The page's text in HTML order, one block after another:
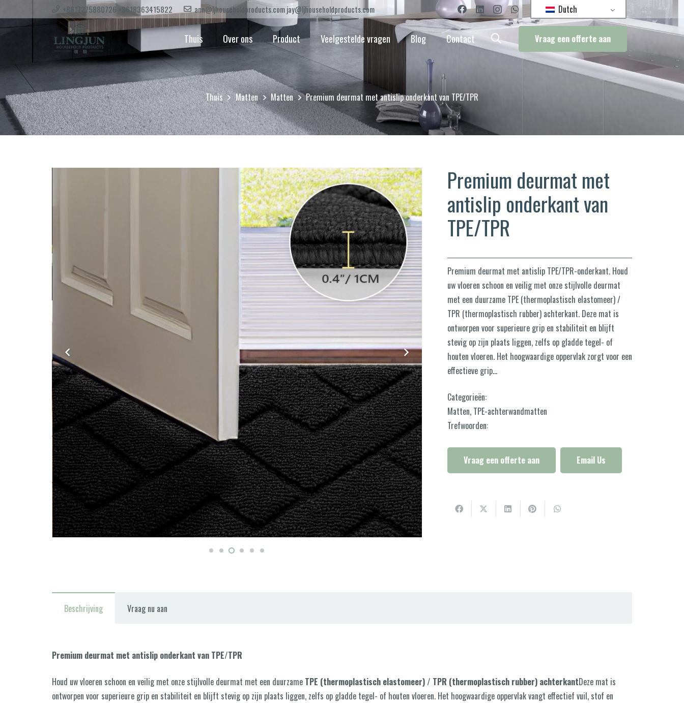
+8617275880726 +8618363415822 ann@ljhouseholdproducts.com jay@ljhouseholdproducts.com Dutch
Thuis Over ons Product Veelgestelde vragen Blog Contact Vraag een offerte aan
Thuis Matten Matten Premium deurmat met antislip onderkant van TPE/TPR
Premium deurmat met
antislip onderkant van
TPE/TPR
Premium deurmat met antislip TPE/TPR-onderkant. Houd
uw vloeren schoon en veilig met onze stijlvolle deurmat
met een duurzame TPE (thermoplastisch elastomeer) /
TPR (thermoplastisch rubber) achterkant. Deze mat is
ontworpen voor superieure grip en stabiliteit en blijft
stevig op zijn plaats liggen, zelfs op gladde tegel- of
houten vloeren. Het hoogwaardige oppervlak zorgt voor een
effectieve grip…
Categorieën:
Matten, TPE-achterwandmatten
Trefwoorden:
Vraag een offerte aan Email Us
Beschrijving Vraag nu aan
Premium deurmat met antislip onderkant van TPE/TPR
Houd uw vloeren schoon en veilig met onze stijlvolle deurmat met een duurzame TPE (thermoplastisch elastomeer) / TPR (thermoplastisch rubber) achterkantDeze mat is
ontworpen voor superieure grip en stabiliteit en blijft stevig op zijn plaats liggen, zelfs op gladde tegel- of houten vloeren. Het hoogwaardige oppervlak vangt effectief vuil, stof en